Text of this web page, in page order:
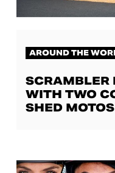
AROUND THE
SCRAMBLER
WITH TWO
SHED